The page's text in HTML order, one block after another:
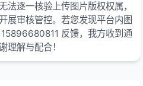
法逐一核验上传图片版权权属，
展审核管控。若您发现平台内图
反馈，我方收到通
理解与配合！